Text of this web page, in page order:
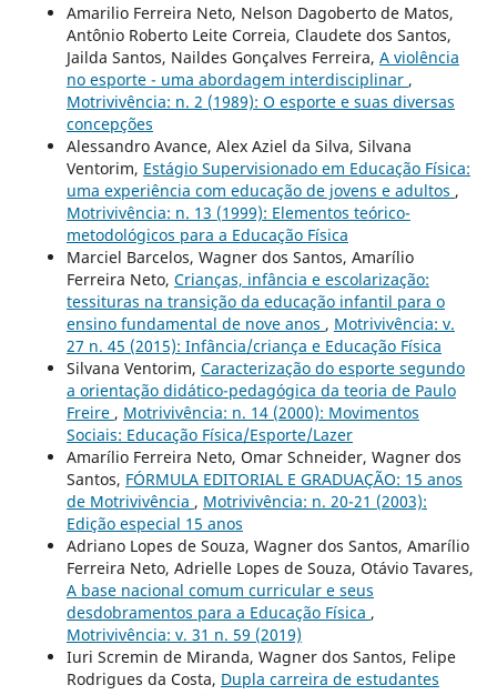
Amarilio Ferreira Neto, Nelson Dagoberto de Matos,
Antônio Roberto Leite Correia, Claudete dos Santos,
Jailda Santos, Naildes Gonçalves Ferreira, A violência
no esporte - uma abordagem interdisciplinar ,
Motrivivência: n. 2 (1989): O esporte e suas diversas
concepções
Alessandro Avance, Alex Aziel da Silva, Silvana
Ventorim, Estágio Supervisionado em Educação Física:
uma experiência com educação de jovens e adultos ,
Motrivivência: n. 13 (1999): Elementos teórico-
metodológicos para a Educação Física
Marciel Barcelos, Wagner dos Santos, Amarílio
Ferreira Neto, Crianças, infância e escolarização:
tessituras na transição da educação infantil para o
ensino fundamental de nove anos , Motrivivência: v.
27 n. 45 (2015): Infância/criança e Educação Física
Silvana Ventorim, Caracterização do esporte segundo
a orientação didático-pedagógica da teoria de Paulo
Freire , Motrivivência: n. 14 (2000): Movimentos
Sociais: Educação Física/Esporte/Lazer
Amarílio Ferreira Neto, Omar Schneider, Wagner dos
Santos, FÓRMULA EDITORIAL E GRADUAÇÃO: 15 anos
de Motrivivência , Motrivivência: n. 20-21 (2003):
Edição especial 15 anos
Adriano Lopes de Souza, Wagner dos Santos, Amarílio
Ferreira Neto, Adrielle Lopes de Souza, Otávio Tavares,
A base nacional comum curricular e seus
desdobramentos para a Educação Física ,
Motrivivência: v. 31 n. 59 (2019)
Iuri Scremin de Miranda, Wagner dos Santos, Felipe
Rodrigues da Costa, Dupla carreira de estudantes